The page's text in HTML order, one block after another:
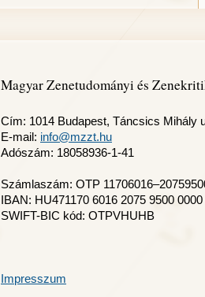
Magyar Zenetudományi és
Cím: 1014 Budapest, Táncsics Mihály
E-mail: info@mzzt.hu
Adószám: 18058936-1-41
Számlaszám: OTP
IBAN: HU471170 6016 2075 9500
SWIFT-BIC kód: OTPVHUHB
Impresszum